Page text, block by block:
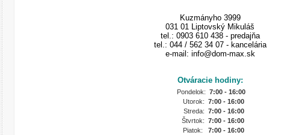
Kuzmányho 3999
031 01 Liptovský Mikuláš
tel.: 0903 610 438 - predajňa
tel.: 044 / 562 34 07 - kancelária
e-mail: info@dom-max.sk
Otváracie hodiny:
Pondelok: 7:00 - 16:00
Utorok: 7:00 - 16:00
Streda: 7:00 - 16:00
Štvrtok: 7:00 - 16:00
Piatok: 7:00 - 16:00